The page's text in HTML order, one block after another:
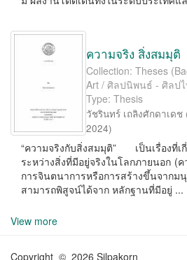
ความจริง สิ่งสมมุติ
Collection: Theses
Art / ศิลปนิพนธ์ - ศิลป
Type: Thesis
วัชรินทร์ เถลิงศักดาเดช
2024)
“ความจริงกับสิ่งสมมุติ” เป็นเรื่องที่
ระหว่างสิ่งที่มีอยู่จริงในโลกภายนอก (
การจินตนาการหรือการสร้างขึ้นจาก
สามารถพิสูจน์ได้จาก หลักฐานที่มีอยู่ ...
View more
Copyright © 2026 Silpakorn